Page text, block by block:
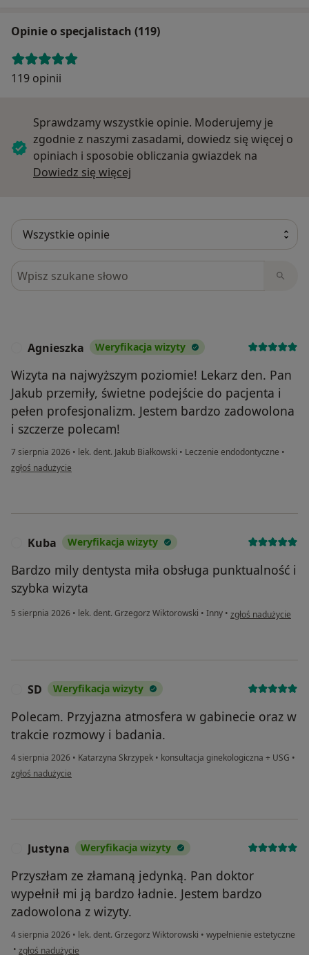
Opinie o specjalistach (119)
119 opinii
Sprawdzamy wszystkie opinie. Moderujemy je
zgodnie z naszymi zasadami, dowiedz się więcej o
opiniach i sposobie obliczania gwiazdek na
Dowiedz się więcej
Szukaj w opiniach
Agnieszka Weryfikacja wizyty
Wizyta na najwyższym poziomie! Lekarz den. Pan
Jakub przemiły, świetne podejście do pacjenta i
pełen profesjonalizm. Jestem bardzo zadowolona
i szczerze polecam!
7 sierpnia 2026 • lek. dent. Jakub Białkowski • Leczenie endodontyczne •
w opinii użytkownika Agnieszka
zgłoś nadużycie
Kuba Weryfikacja wizyty
Bardzo mily dentysta miła obsługa punktualność i
szybka wizyta
5 sierpnia 2026 • lek. dent. Grzegorz Wiktorowski • Inny • w opinii
zgłoś nadużycie
SD Weryfikacja wizyty
Polecam. Przyjazna atmosfera w gabinecie oraz w
trakcie rozmowy i badania.
4 sierpnia 2026 • Katarzyna Skrzypek • konsultacja ginekologiczna + USG •
w opinii użytkownika SD
zgłoś nadużycie
Justyna Weryfikacja wizyty
Przyszłam ze złamaną jedynką. Pan doktor
wypełnił mi ją bardzo ładnie. Jestem bardzo
zadowolona z wizyty.
4 sierpnia 2026 • lek. dent. Grzegorz Wiktorowski • wypełnienie estetyczne
• w opinii użytkownika Justyna
zgłoś nadużycie